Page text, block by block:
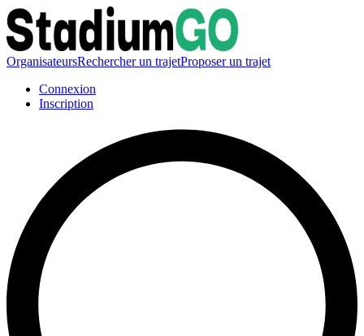
OrganisateursRechercher un trajetProposer un trajet
Connexion
Inscription